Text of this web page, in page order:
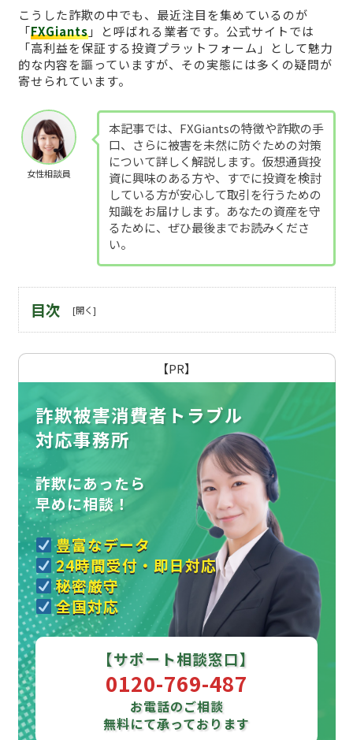
こうした詐欺の中でも、最近注目を集めているのが
「FXGiants」と呼ばれる業者です。公式サイトでは
「高利益を保証する投資プラットフォーム」として魅力
的な内容を謳っていますが、その実態には多くの疑問が
寄せられています。
女性相談員
本記事では、FXGiantsの特徴や詐欺の手
口、さらに被害を未然に防ぐための対策
について詳しく解説します。仮想通貨投
資に興味のある方や、すでに投資を検討
している方が安心して取引を行うための
知識をお届けします。あなたの資産を守
るために、ぜひ最後までお読みくださ
い。
目次
【PR】
詐欺被害消費者トラブル
対応事務所
詐欺にあったら
早めに相談！
豊富なデータ
24時間受付・即日対応
秘密厳守
全国対応
【サポート相談窓口】
0120-769-487
お電話のご相談
無料にて承っております